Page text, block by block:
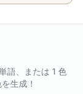
語、または 1 色
生成！